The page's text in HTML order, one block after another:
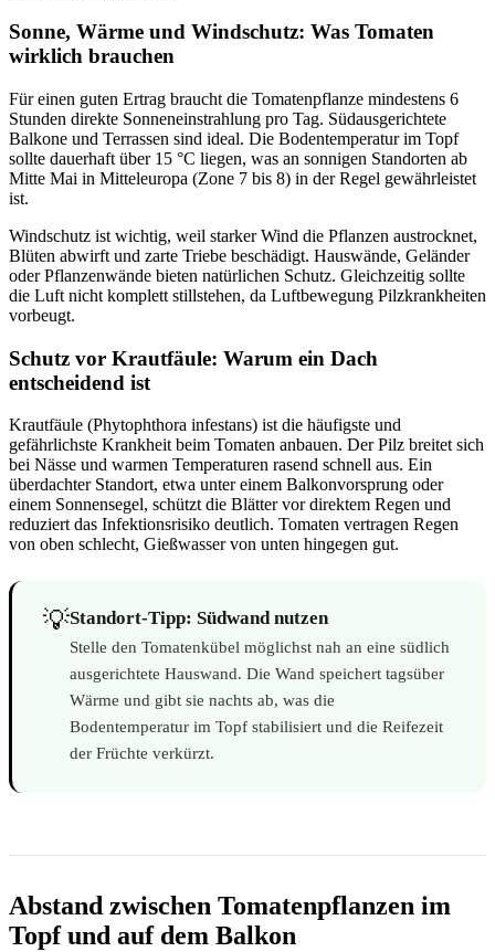
Sonne, Wärme und Windschutz: Was Tomaten
wirklich brauchen
Für einen guten Ertrag braucht die Tomatenpflanze mindestens 6
Stunden direkte Sonneneinstrahlung pro Tag. Südausgerichtete
Balkone und Terrassen sind ideal. Die Bodentemperatur im Topf
sollte dauerhaft über 15 °C liegen, was an sonnigen Standorten ab
Mitte Mai in Mitteleuropa (Zone 7 bis 8) in der Regel gewährleistet
ist.
Windschutz ist wichtig, weil starker Wind die Pflanzen austrocknet,
Blüten abwirft und zarte Triebe beschädigt. Hauswände, Geländer
oder Pflanzenwände bieten natürlichen Schutz. Gleichzeitig sollte
die Luft nicht komplett stillstehen, da Luftbewegung Pilzkrankheiten
vorbeugt.
Schutz vor Krautfäule: Warum ein Dach
entscheidend ist
Krautfäule (Phytophthora infestans) ist die häufigste und
gefährlichste Krankheit beim Tomaten anbauen. Der Pilz breitet sich
bei Nässe und warmen Temperaturen rasend schnell aus. Ein
überdachter Standort, etwa unter einem Balkonvorsprung oder
einem Sonnensegel, schützt die Blätter vor direktem Regen und
reduziert das Infektionsrisiko deutlich. Tomaten vertragen Regen
von oben schlecht, Gießwasser von unten hingegen gut.
💡Standort-Tipp: Südwand nutzen
Stelle den Tomatenkübel möglichst nah an eine südlich
ausgerichtete Hauswand. Die Wand speichert tagsüber
Wärme und gibt sie nachts ab, was die
Bodentemperatur im Topf stabilisiert und die Reifezeit
der Früchte verkürzt.
Abstand zwischen Tomatenpflanzen im
Topf und auf dem Balkon